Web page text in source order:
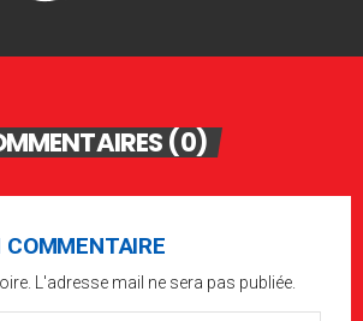
(0)
L'adresse mail ne sera pas publiée.